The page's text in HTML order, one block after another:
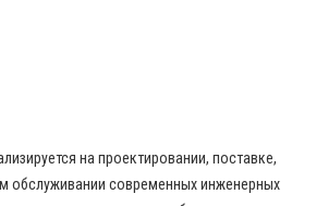
на проектировании, поставке,
обслуживании современных инженерных